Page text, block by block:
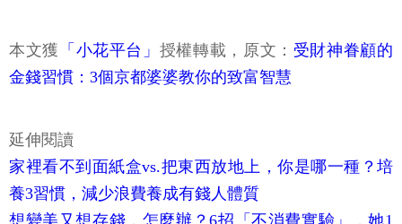
本文獲 「小花平台」 授權轉載，原文： 受財神眷顧的
金錢習慣：3個京都婆婆教你的致富智慧
延伸閱讀
家裡看不到面紙盒vs.把東西放地上，你是哪一種？培
養3習慣，減少浪費養成有錢人體質
想變美又想存錢，怎麼辦？6招「不消費實驗」，她1